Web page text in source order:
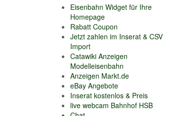
Eisenbahn Widget für Ihre
Homepage
Rabatt Coupon
Jetzt zahlen im Inserat & CSV
Import
Catawiki Anzeigen
Modelleisenbahn
Anzeigen Markt.de
eBay Angebote
Inserat kostenlos & Preis
live webcam Bahnhof HSB